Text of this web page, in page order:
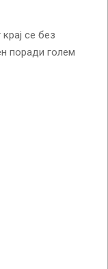
се без
поради голем